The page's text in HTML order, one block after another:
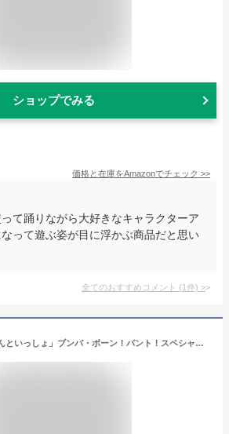
ショップでみる
価格と在庫をAmazonでチェック >>
て踊りながら大好きなキャラクターア
って遊ぶ姿が目に浮かぶ商品だと思い
全てのおすすめコメント (1件) >
NHK「おかあさんといっしょ」ブンバ・ボーン！パント！スペシャル 〜あそびとうたがいっぱい〜 DVD 送料無料 おかあさんといっしょ 遊び歌 お母さんと一緒 歌の お兄さん お姉さん 幼児 子供 歌 幼稚園 保育園 1歳 1歳半 2歳 3歳 4歳 5歳 男の子 女の子 人気 ソング